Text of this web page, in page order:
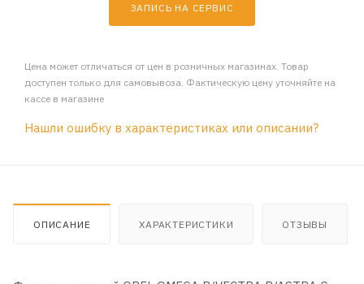
ЗАПИСЬ НА СЕРВИС
Цена может отличаться от цен в розничных магазинах. Товар
доступен только для самовывоза. Фактическую цену уточняйте на
кассе в магазине
Нашли ошибку в характеристиках или описании?
ОПИСАНИЕ ХАРАКТЕРИСТИКИ ОТЗЫВЫ